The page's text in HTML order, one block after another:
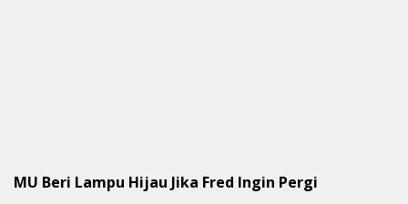
MU Beri Lampu Hijau Jika Fred Ingin Pergi